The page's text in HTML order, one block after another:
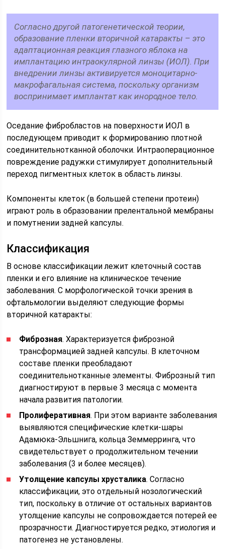
Согласно другой патогенетической теории,
образование пленки вторичной катаракты – это
адаптационная реакция глазного яблока на
имплантацию интраокулярной линзы (ИОЛ). При
внедрении линзы активируется моноцитарно-
макрофагальная система, поскольку организм
воспринимает имплантат как инородное тело.
Оседание фибробластов на поверхности ИОЛ в
последующем приводит к формированию плотной
соединительнотканной оболочки. Интраоперационное
повреждение радужки стимулирует дополнительный
переход пигментных клеток в область линзы.
Компоненты клеток (в большей степени протеин)
играют роль в образовании прелентальной мембраны
и помутнении задней капсулы.
Классификация
В основе классификации лежит клеточный состав
пленки и его влияние на клиническое течение
заболевания. С морфологической точки зрения в
офтальмологии выделяют следующие формы
вторичной катаракты:
Фиброзная. Характеризуется фиброзной
трансформацией задней капсулы. В клеточном
составе пленки преобладают
соединительнотканные элементы. Фиброзный тип
диагностируют в первые 3 месяца с момента
начала развития патологии.
Пролиферативная. При этом варианте заболевания
выявляются специфические клетки-шары
Адамюка-Эльшнига, кольца Земмерринга, что
свидетельствует о продолжительном течении
заболевания (3 и более месяцев).
Утолщение капсулы хрусталика. Согласно
классификации, это отдельный нозологический
тип, поскольку в отличие от остальных вариантов
утолщение капсулы не сопровождается потерей ее
прозрачности. Диагностируется редко, этиология и
патогенез не установлены.